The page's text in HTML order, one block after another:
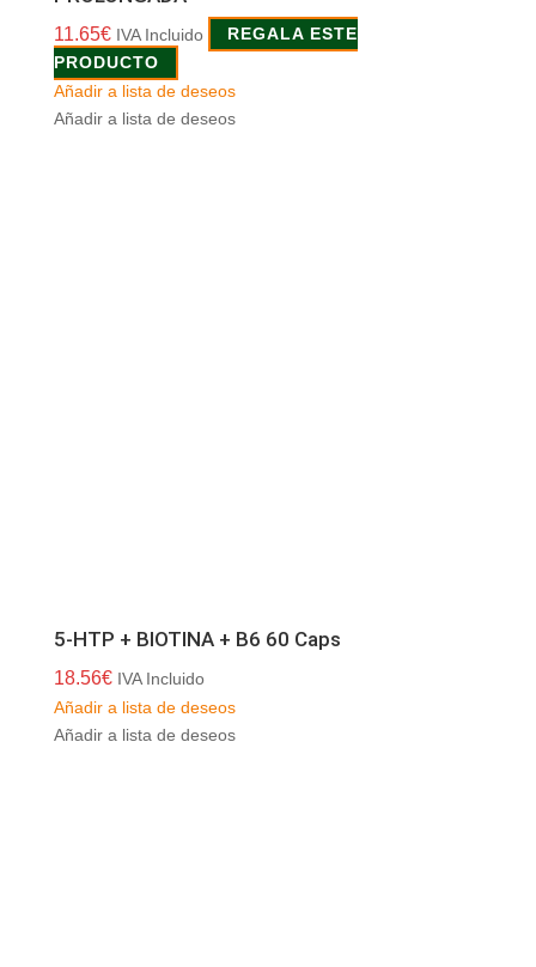
11.65€ IVA Incluido
REGALA ESTE
PRODUCTO
Añadir a lista de deseos
Añadir a lista de deseos
5-HTP + BIOTINA + B6 60 Caps
18.56€ IVA Incluido
Añadir a lista de deseos
Añadir a lista de deseos